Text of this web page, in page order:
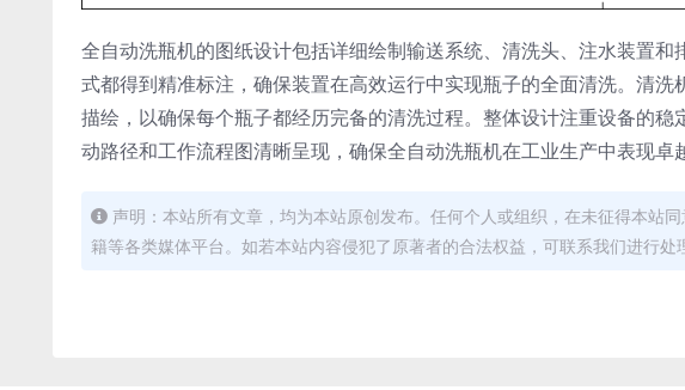
全自动洗瓶机的图纸设计包括详细绘制输送系统、清洗头、注水装置
式都得到精准标注，确保装置在高效运行中实现瓶子的全面清洗。清
描绘，以确保每个瓶子都经历完备的清洗过程。整体设计注重设备的
动路径和工作流程图清晰呈现，确保全自动洗瓶机在工业生产中表现卓
声明：本站所有文章，均为本站原创发布。任何个人或组织，在未征得本站
籍等各类媒体平台。如若本站内容侵犯了原著者的合法权益，可联系我们进行处